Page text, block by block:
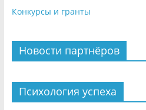
Конкурсы и гранты
Новости партнёров
Психология успеха